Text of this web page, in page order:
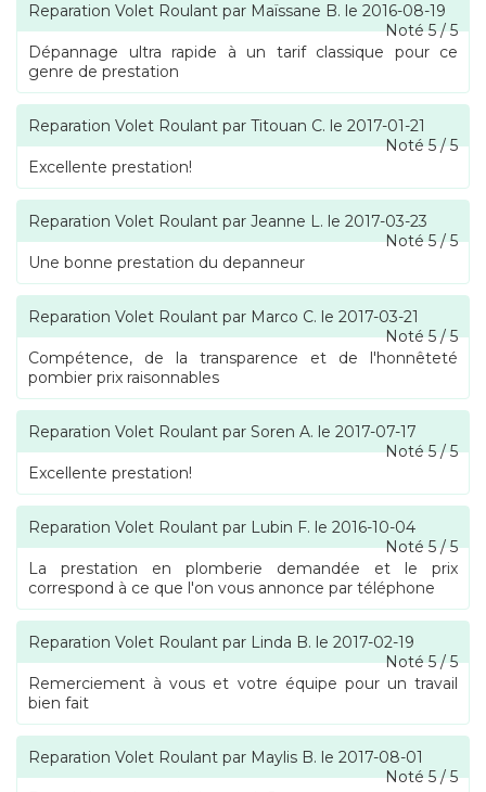
Reparation Volet Roulant par Maïssane B. le 2016-08-19
Noté5/5
Dépannage ultra rapide à un tarif classique pour ce
genre de prestation
Reparation Volet Roulant par Titouan C. le 2017-01-21
Noté5/5
Excellente prestation!
Reparation Volet Roulant par Jeanne L. le 2017-03-23
Noté5/5
Une bonne prestation du depanneur
Reparation Volet Roulant par Marco C. le 2017-03-21
Noté5/5
Compétence, de la transparence et de l'honnêteté
pombier prix raisonnables
Reparation Volet Roulant par Soren A. le 2017-07-17
Noté5/5
Excellente prestation!
Reparation Volet Roulant par Lubin F. le 2016-10-04
Noté5/5
La prestation en plomberie demandée et le prix
correspond à ce que l'on vous annonce par téléphone
Reparation Volet Roulant par Linda B. le 2017-02-19
Noté5/5
Remerciement à vous et votre équipe pour un travail
bien fait
Reparation Volet Roulant par Maylis B. le 2017-08-01
Noté5/5